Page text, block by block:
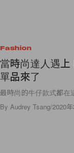
Fashion
當時尚達人遇
單品來了
最時尚的牛仔款式都在
By Audrey Tsang/2020